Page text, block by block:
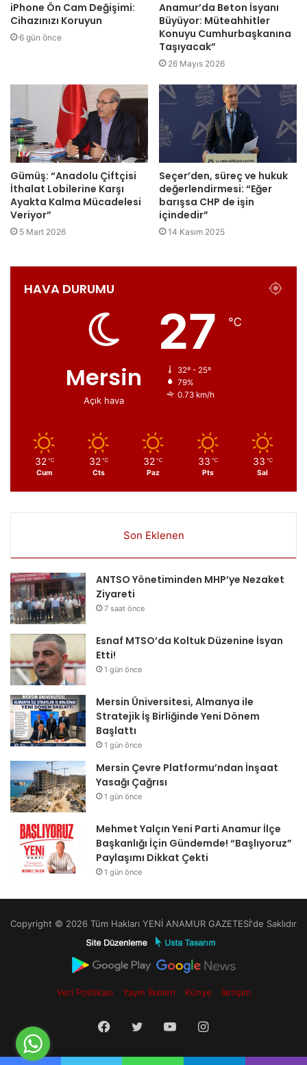
iPhone Ön Cam Değişimi:
Cihazınızı Koruyun
6 gün önce
Anamur’da Beton İsyanı
Büyüyor: Müteahhitler
Konuyu Cumhurbaşkanına
Taşıyacak”
26 Mayıs 2026
Gümüş: “Anadolu Çiftçisi
İthalat Lobilerine Karşı
Ayakta Kalma Mücadelesi
Veriyor”
5 Mart 2026
Seçer’den, süreç ve hukuk
değerlendirmesi: “Eğer
barışsa CHP de işin
içindedir”
14 Kasım 2025
HAVA DURUMU
Mersin
Açık hava
27 ℃
32º - 25º
79%
0.73 km/h
32 ℃
Cum
32 ℃
Cts
32 ℃
Paz
33 ℃
Pts
33 ℃
Sal
Son Eklenen
ANTSO Yönetiminden MHP’ye Nezaket
Ziyareti
7 saat önce
Esnaf MTSO’da Koltuk Düzenine İsyan
Etti!
1 gün önce
Mersin Üniversitesi, Almanya ile
Stratejik İş Birliğinde Yeni Dönem
Başlattı
1 gün önce
Mersin Çevre Platformu’ndan İnşaat
Yasağı Çağrısı
1 gün önce
Mehmet Yalçın Yeni Parti Anamur İlçe
Başkanlığı İçin Gündemde! “Başlıyoruz”
Paylaşımı Dikkat Çekti
1 gün önce
Copyright © 2026 Tüm Hakları YENİ ANAMUR GAZETESİ'de Saklıdır
Veri Politikası Yayın İlkeleri Künye İletişim
Facebook
TwitterYouTubeInstagram